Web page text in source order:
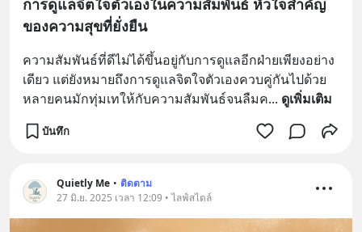
การดูแลจิตใจตัวเองในความสัมพันธ์ หัวใจสำคัญ
ของความสุขที่ยั่งยืน
ความสัมพันธ์ที่ดีไม่ได้ขึ้นอยู่กับการดูแลอีกฝ่ายเพียงอย่าง
เดียว แต่ยังหมายถึงการดูแลจิตใจตัวเองควบคู่กันไปด้วย
หลายคนมักทุ่มเทให้กับความสัมพันธ์จนลืมค... ดูเพิ่มเติม
บันทึก
Quietly Me • ติดตาม
27 มิ.ย. 2025 เวลา 12:09 • ไลฟ์สไตล์